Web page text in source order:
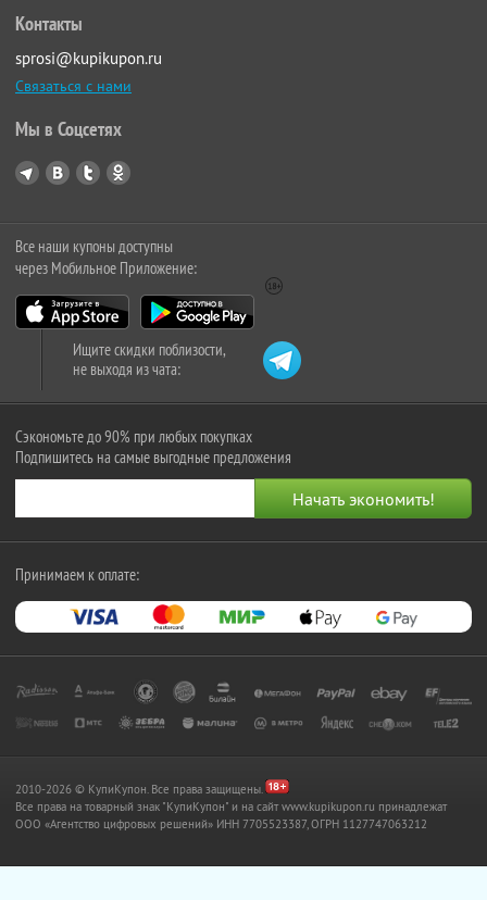
Контакты
sprosi@kupikupon.ru
Связаться с нами
Мы в Соцсетях
Все наши купоны доступны
через Мобильное Приложение:
Ищите скидки поблизости,
не выходя из чата:
Сэкономьте до 90% при любых покупках
Подпишитесь на самые выгодные предложения
Принимаем к оплате:
2010-2026 © КупиКупон. Все права защищены.
Все права на товарный знак "КупиКупон" и на сайт www.kupikupon.ru принадлежат
OOO «Агентство цифровых решений» ИНН 7705523387, ОГРН 1127747063212